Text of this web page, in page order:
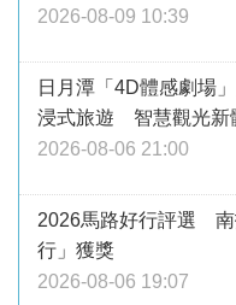
2026-08-09 10:39
日月潭「4D體感劇場
浸式旅遊 智慧觀光新
2026-08-06 21:00
2026馬路好行評選 南
行」獲獎
2026-08-06 19:07